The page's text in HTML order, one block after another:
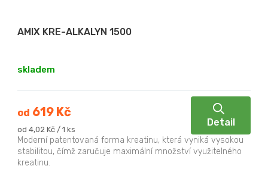
AMIX KRE-ALKALYN 1500
skladem
od 619 Kč
Měrná
cena:
od 4,02 Kč / 1 ks
Detail
Moderní patentovaná forma kreatinu, která vyniká vysokou
stabilitou, čímž zaručuje maximální množství využitelného
kreatinu.